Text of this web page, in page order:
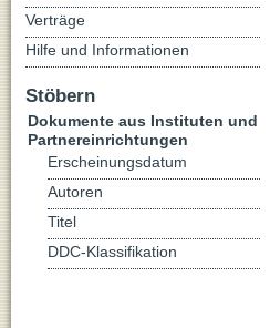
Verträge
Hilfe und Informationen
Stöbern
Dokumente aus Instituten und
Partnereinrichtungen
Erscheinungsdatum
Autoren
Titel
DDC-Klassifikation